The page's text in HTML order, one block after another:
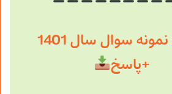
دانلود نمونه سوال سال 1401
+پاسخ